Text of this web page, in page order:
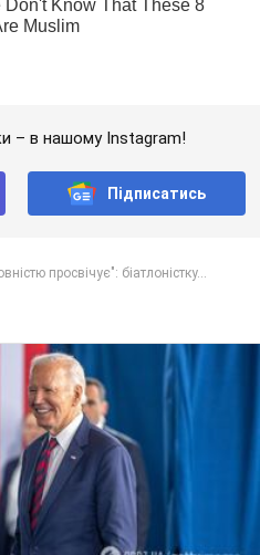
– в нашому Instagram!
Підписатись
просвічує": біатлоністку...